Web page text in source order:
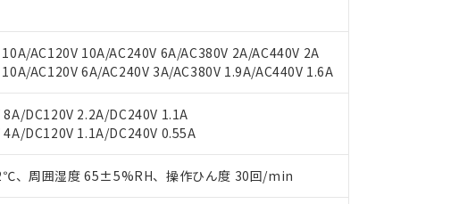
AC120V 10A/AC240V 6A/AC380V 2A/AC440V 2A
AC120V 6A/AC240V 3A/AC380V 1.9A/AC440V 1.6A
DC120V 2.2A/DC240V 1.1A
DC120V 1.1A/DC240V 0.55A
、周囲湿度 65±5%RH、操作ひん度 30回/min
よび標準価格はお客様のお取引先、またはお客様担当のオムロン制御機器販
談ください。
販売店や当社販売拠点は「 販売ネットワーク
」をご確認ください。
部品リスト作成サービス）をご利用いただくには、I-Webメンバーズにご登録
ます。
サイト上で当社にご登録された部品リストについて、当社および当社の共同利
サービスに関するお客様との取引・商談に必要な範囲で利用することをご了承
ついては閾値を超える意図的な使用がないことを確認しています。
ンロード
PBBs(ポリ臭化ビフェニル類) : 1000ppm、 PBDEs(ポリ臭化ジフェニルエーテル類) : 1000ppm、
ヘキシル)) : 1000ppm
質）のすべてが基準値以下であることを示します。
下において有害物質が外部に漏えいし、環境に深刻な影響を及ぼさない年数
社販売部門へお問い合わせください。
、核兵器、ミサイル、化学兵器、生物兵器またはその他武器並びにこれらの製
たしません。
を第三者に販売する場合は、上記1、2および3の内容を当該第三者に通知しま
先および販売に係わる関係者が違法に輸出するおそれがある場合は、取り引
合意する キャンセル
たないが在庫あり
の在庫状況については、お客様のお取引先、またはお客様担当のオムロン制
当社販売員にご確認ください)
、また在庫状況の情報を公開していない機種